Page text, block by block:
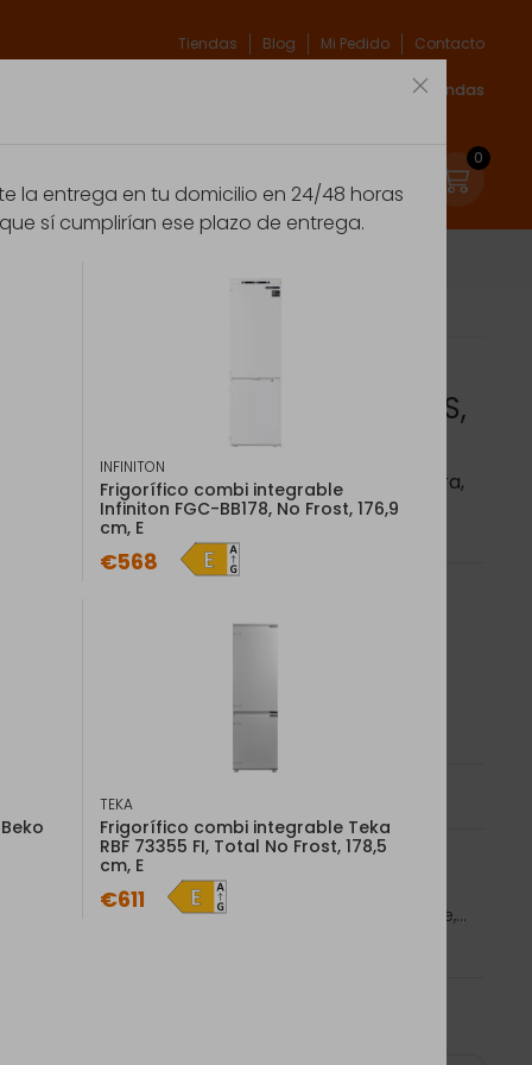
Tiendas
Blog Mi Pedido Contacto
Acceso Tiendas
0
1 puerta Electrolux ESB2AE82S,
Serie 600 Space SmartCombo, bajo encimera,
congelador 4 estrellas, técnica de arrastre,
mm, clase E.
generales
600 Space SmartCombo de 81.9 cm, bajo
el interior, congelador 4 estrellas, técnica de arrastre,...
la entrega en tu domicilio en 24/48 horas
sí cumplirían ese plazo de entrega.
INFINITON
Frigorífico combi integrable
Infiniton FGC-BB178, No Frost, 176,9
cm, E
€568
TEKA
Frigorífico combi integrable Teka
RBF 73355 FI, Total No Frost, 178,5
cm, E
€611